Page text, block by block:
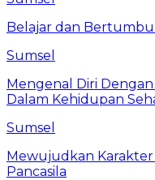
Belajar dan
Sumsel
Mengenal Diri
Dalam Kehidupan
Sumsel
Mewujudkan
Pancasila